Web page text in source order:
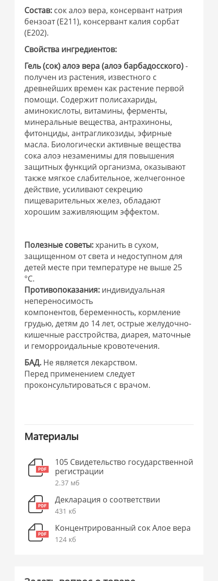
Состав: сок алоэ вера, консервант натрия
бензоат (Е211), консервант калия сорбат
(Е202).
Свойства ингредиентов:
Гель (сок) алоэ вера (алоэ барбадосского)-
получен из растения, известного с
древнейших времен как растение первой
помощи. Содержит полисахариды,
аминокислоты, витамины, ферменты,
минеральные вещества, антрахиноны,
фитонциды, антрагликозиды, эфирные
масла. Биологически активные вещества
сока алоэ незаменимы для повышения
защитных функций организма, оказывают
также мягкое слабительное, желчегонное
действие, усиливают секрецию
пищеварительных желез, обладают
хорошим заживляющим эффектом.
Полезные советы:хранить в сухом,
защищенном от света и недоступном для
детей месте при температуре не выше 25
°С.
Противопоказания: индивидуальная
непереносимость
компонентов, беременность, кормление
грудью, детям до 14 лет, острые желудочно-
кишечные расстройства, диарея, маточные
и геморроидальные кровотечения.
БАД. Не является лекарством.
Перед применением следует
проконсультироваться с врачом.
Материалы
105 Свидетельство государственной
регистрации
2.37 мб
Декларация о соответствии
431 кб
Концентрированный сок Алое вера
124 кб